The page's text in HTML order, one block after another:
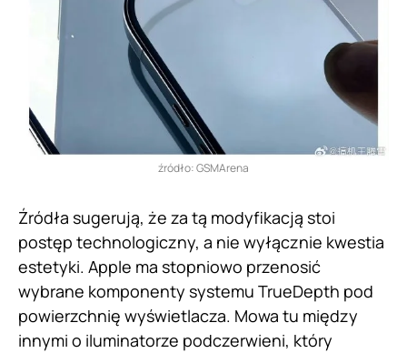
źródło: GSMArena
Źródła sugerują, że za tą modyfikacją stoi
postęp technologiczny, a nie wyłącznie kwestia
estetyki. Apple ma stopniowo przenosić
wybrane komponenty systemu TrueDepth pod
powierzchnię wyświetlacza. Mowa tu między
innymi o iluminatorze podczerwieni, który